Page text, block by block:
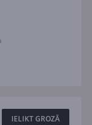
IELIKT GROZĀ